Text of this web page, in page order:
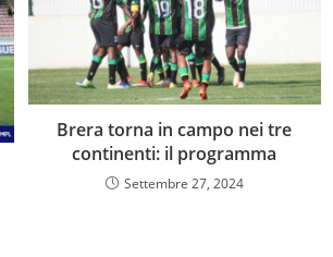
Brera torna in campo nei tre
continenti: il programma
Settembre 27, 2024